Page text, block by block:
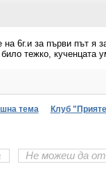
6г.и за първи път я
тежко, кученцата
тема Клуб
Не можеш да